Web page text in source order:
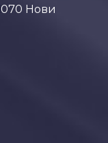
Нови